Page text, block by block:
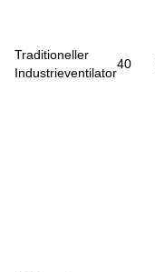
Traditioneller
Industrieventilator
40